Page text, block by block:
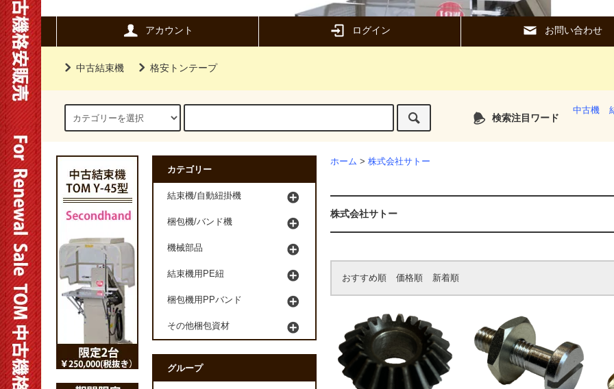
アカウント ログイン お問い合わせ
中古結束機 格安トンテープ
検索注目ワード
中古機
ホーム > 株式会社サトー
株式会社サトー
おすすめ順 価格順 新着順
カテゴリー
結束機/自動紐掛機
梱包機/バンド機
機械部品
結束機用PE紐
梱包機用PPバンド
その他梱包資材
グループ